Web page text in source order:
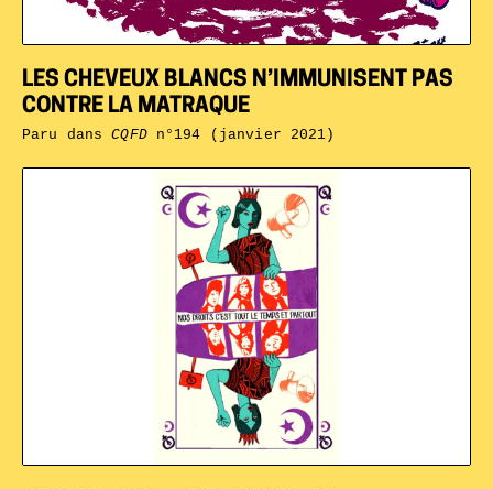
LES CHEVEUX BLANCS N’IMMUNISENT PAS
CONTRE LA MATRAQUE
Paru dansCQFDn°194 (janvier 2021)